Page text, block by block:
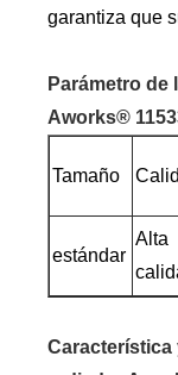
garantiza que
Parámetro de
Aworks®
Tamaño
estándar
Alta
Característica